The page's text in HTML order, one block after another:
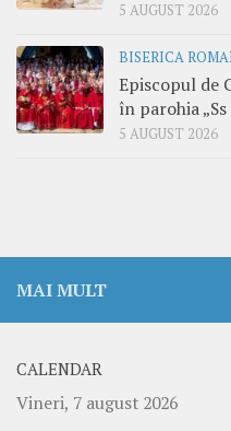
5 AUGUST 2026
BISERICA
Episcopul de
în parohia
5 AUGUST 2026
MAI MULT
CALENDAR
Vineri, 7 august 2026